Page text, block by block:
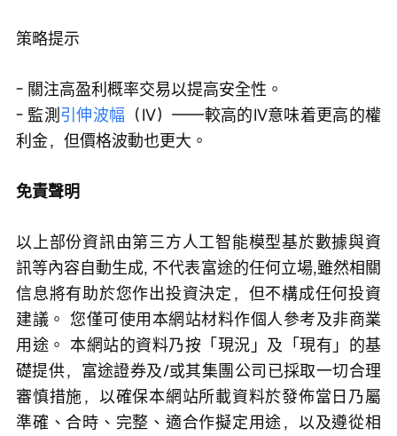
策略提示
- 關注高盈利概率交易以提高安全性。
- 監測引伸波幅 （IV）——較高的IV意味着更高的權
利金，但價格波動也更大。
免責聲明
以上部份資訊由第三方人工智能模型基於數據與資
訊等內容自動生成, 不代表富途的任何立場,雖然相關
信息將有助於您作出投資決定，但不構成任何投資
建議。 您僅可使用本網站材料作個人參考及非商業
用途。 本網站的資料乃按「現況」及「現有」的基
礎提供，富途證券及/或其集團公司已採取一切合理
審慎措施，以確保本網站所載資料於發佈當日乃屬
準確、合時、完整、適合作擬定用途，以及遵從相